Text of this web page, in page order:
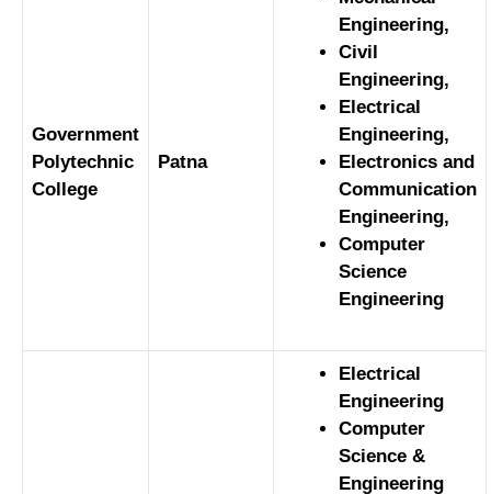
Government
Polytechnic
College
Patna
Engineering,
Civil
Engineering,
Electrical
Engineering,
Electronics and
Communication
Engineering,
Computer
Science
Engineering
Electrical
Engineering
Computer
Science &
Engineering